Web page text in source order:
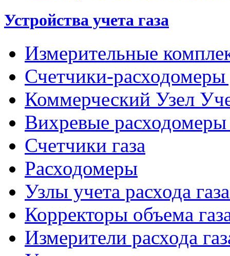
Устройства учета газа
Измерительные
Счетчики-расходомеры
Коммерческий Узел
Вихревые расходомеры
Счетчики газа
Расходомеры
Узлы учета расхода
Корректоры объема
Измерители расхода